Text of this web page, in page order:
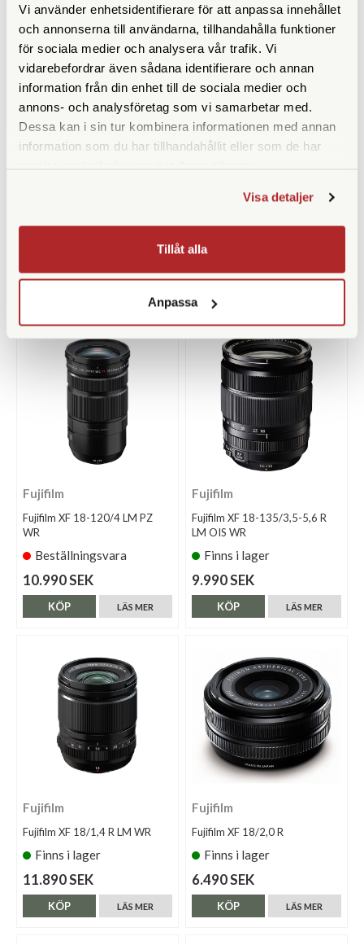
Vi använder enhetsidentifierare för att anpassa innehållet
och annonserna till användarna, tillhandahålla funktioner
för sociala medier och analysera vår trafik. Vi
vidarebefordrar även sådana identifierare och annan
information från din enhet till de sociala medier och
annons- och analysföretag som vi samarbetar med.
Dessa kan i sin tur kombinera informationen med annan
information som du har tillhandahållit eller som de har
Visa detaljer
Tillåt alla
Anpassa
Fujifilm
Fujifilm XF 18-120/4 LM PZ
WR
Beställningsvara
10.990 SEK
LÄS MER
KÖP
Fujifilm
Fujifilm XF 18-135/3,5-5,6 R
LM OIS WR
Finns i lager
9.990 SEK
LÄS MER
KÖP
Fujifilm
Fujifilm XF 18/1,4 R LM WR
Finns i lager
11.890 SEK
LÄS MER
KÖP
Fujifilm
Fujifilm XF 18/2,0 R
Finns i lager
6.490 SEK
LÄS MER
KÖP